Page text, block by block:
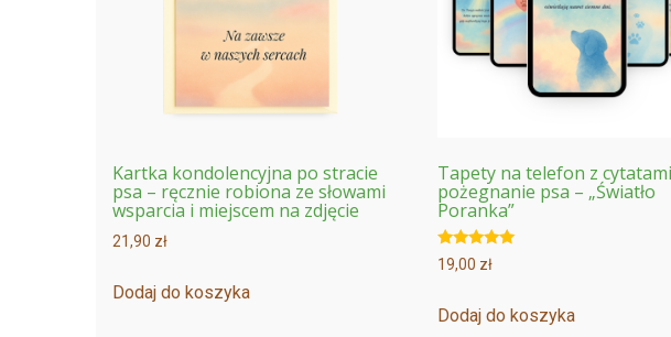
Kartka kondolencyjna po stracie
psa – ręcznie robiona ze słowami
wsparcia i miejscem na zdjęcie
21,90 zł
Dodaj do koszyka
Tapety na telefon z
pożegnanie psa – „Światło
Poranka”
Oceniono
5.00
19,00 zł
Dodaj do koszyka